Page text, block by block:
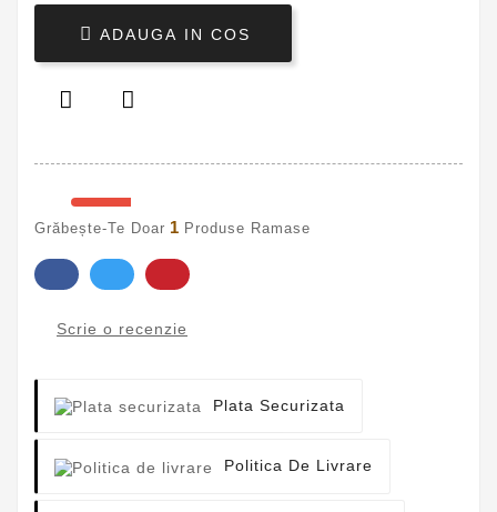
 ADAUGA IN COS
 
Grăbește-Te Doar 1 Produse Ramase
Scrie o recenzie
Plata Securizata
Politica De Livrare